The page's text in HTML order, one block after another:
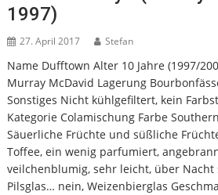
1997)
27. April 2017 Stefan
Name Dufftown Alter 10 Jahre (1997/
Murray McDavid Lagerung
Sonstiges Nicht kühlgefiltert, kein
Kategorie Colamischung Farbe
Säuerliche Früchte und süßliche
Toffee, ein wenig parfumiert,
veilchenblumig, sehr leicht, über Nacht
Pilsglas… nein, Weizenbierglas